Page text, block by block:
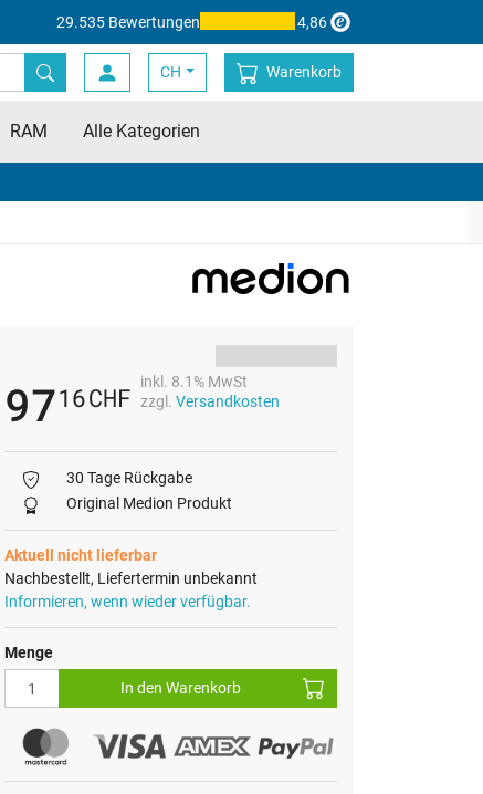
29.535 Bewertungen 4,86
CH Warenkorb
RAM Alle Kategorien
9716CHF
inkl. 8.1% MwSt
zzgl. Versandkosten
30 Tage Rückgabe
Original Medion Produkt
Aktuell nicht lieferbar
Nachbestellt, Liefertermin unbekannt
Informieren, wenn wieder verfügbar.
Menge
In den Warenkorb